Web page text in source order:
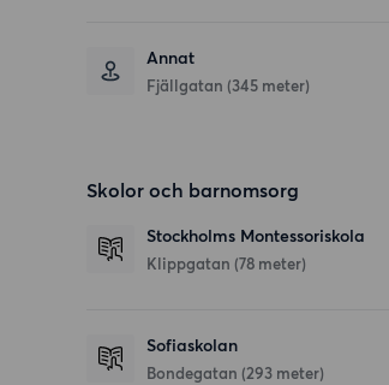
Annat
Fjällgatan (345 meter)
Skolor och barnomsorg
Stockholms Montessoriskola
Klippgatan (78 meter)
Sofiaskolan
Bondegatan (293 meter)